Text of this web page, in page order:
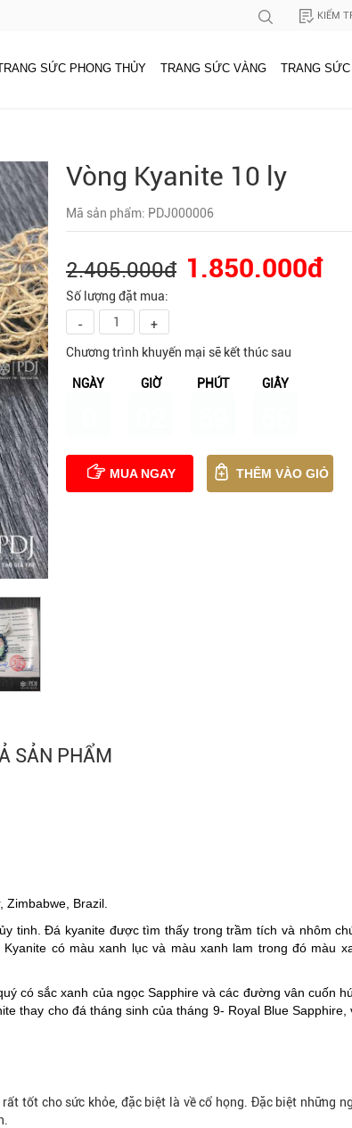
KIỂM
SỨC PHONG THỦY TRANG SỨC VÀNG TRANG
Vòng Kyanite 10 ly
Mã sản phẩm: PDJ000006
2.405.000đ 1.850.000đ
Số lượng đặt mua:
-
+
Chương trình khuyến mại sẽ kết thúc sau
NGÀY GIỜ PHÚT GIÂY
MUA NGAY THÊM VÀO GIỎ
SẢN PHẨM
Brazil.
tinh. Đá kyanite được tìm thấy trong trầm tích và nhôm
có màu xanh lục và màu xanh lam trong đó màu
có sắc xanh của ngọc Sapphire và các đường vân cuốn
thay cho đá tháng sinh của tháng 9- Royal Blue Sapphire,
tốt cho sức khỏe, đặc biệt là về cổ họng. Đặc biệt những